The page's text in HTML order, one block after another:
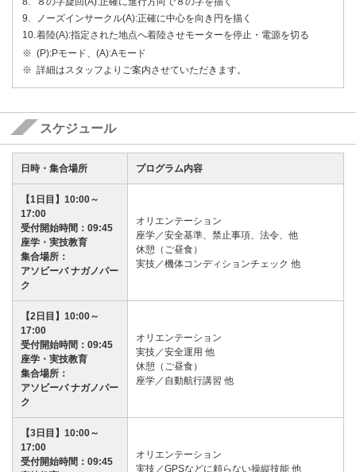
ノーズインサークル(A):正確に中心を向き円を描く
着陸(A):指定された地点へ着陸させモーターを停止・電源を切る
(P):Pモード、(A):Aモード
詳細はスタッフよりご案内させていただきます。
スケジュール
日時・集合場所 プログラム内容
【1日目】10:00～
17:00
受付開始時間：09:45
座学・実技教育
集合場所：
アソビーバ ナガノパー
ク
オリエンテーション
座学／安全基準、禁止事項、法令、他
休憩（ご昼食）
実技／機体コンディションチェック 他
【2日目】10:00～
17:00
受付開始時間：09:45
座学・実技教育
集合場所：
アソビーバ ナガノパー
ク
オリエンテーション
実技／安全運用 他
休憩（ご昼食）
座学／自動航行講習 他
【3日目】10:00～
17:00
受付開始時間：09:45
オリエンテーション
実技／GPSなどに頼らない操縦技能 他